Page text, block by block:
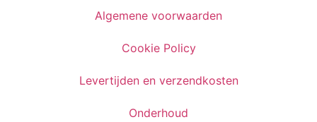
Algemene voorwaarden
Cookie Policy
Levertijden en verzendkosten
Onderhoud